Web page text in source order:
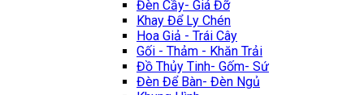
Đèn Cầy- Giá Đỡ
Khay Để Ly Chén
Hoa Giả - Trái Cây
Gối - Thảm - Khăn Trải
Đồ Thủy Tinh- Gốm- Sứ
Đèn Để Bàn- Đèn Ngủ